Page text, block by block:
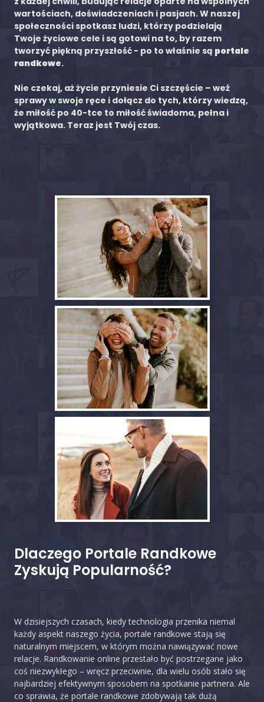
wartościach, doświadczeniach i pasjach. W naszej
społeczności spotkasz ludzi, którzy podzielają
Twoje życiowe cele i są gotowi na to, by razem
tworzyć piękną przyszłość - po to właśnie są portale
randkowe.
Nie czekaj, aż życie przyniesie Ci szczęście – weź
sprawy w swoje ręce i dołącz do tych, którzy wiedzą,
że miłość po 40-tce to miłość świadoma, pełna i
wyjątkowa. Teraz jest Twój czas.
Dlaczego Portale Randkowe
Zyskują Popularność?
W dzisiejszych czasach, kiedy technologia przenika niemal
każdy aspekt naszego życia, portale randkowe stają się
naturalnym miejscem, w którym można nawiązywać nowe
relacje. Randkowanie online przestało być postrzegane jako
coś niezwykłego – wręcz przeciwnie, dla wielu osób stało się
najbardziej efektywnym sposobem na spotkanie partnera. Ale
co sprawia, że portale randkowe zdobywają tak dużą